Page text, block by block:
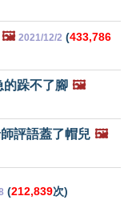
🖼️ 2021/12/2 (433,786
跺不了腳 🖼️
評語蓋了帽兒 🖼️
(212,839次)